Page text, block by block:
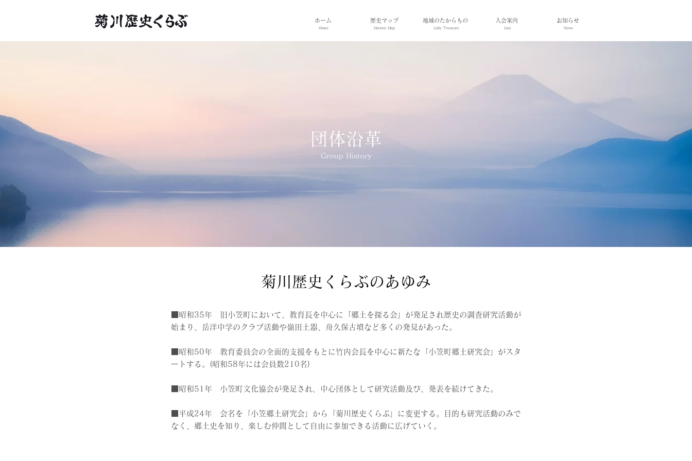
ホーム 歴史マップ 地域のたからもの 入会案内 お知らせ
History Map News
Join
Little Treasure
Home
​菊川歴史くらぶのあゆみ
■昭和35年 旧小笠町において、教育長を中心に「郷土を探る会」が発足され歴史の調査研究活動が
始まり、岳洋中学のクラブ活動や嶺田土器、舟久保古墳など多くの発見があった。
■昭和50年 教育委員会の全面的支援をもとに竹内会長を中心に新たな「小笠町郷土研究会」がスタ
ートする。(昭和58年には会員数210名)
■昭和51年 小笠町文化協会が発足され、中心団体として研究活動及び、発表を続けてきた。
■平成24年 会名を「小笠郷土研究会」から「菊川歴史くらぶ」に変更する。目的も研究活動のみで
なく、郷土史を知り、楽しむ仲間として自由に参加できる活動に広げていく。
団体沿革
Group History